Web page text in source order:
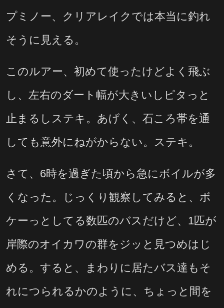
プミノー、クリアレイクでは本当に釣れ
そうに見える。
このルアー、初めて使ったけどよく飛ぶ
し、左右のダート幅が大きいしピタっと
止まるしステキ。あげく、石ころ帯を通
しても意外にねがからない。ステキ。
さて、6時を過ぎた頃から急にボイルが多
くなった。じっくり観察してみると、ボ
ケーっとしてる数匹のバスだけど、1匹が
岸際のオイカワの群をジッと見つめはじ
める。すると、まわりに居たバス達もそ
れにつられるかのように、ちょっと間を